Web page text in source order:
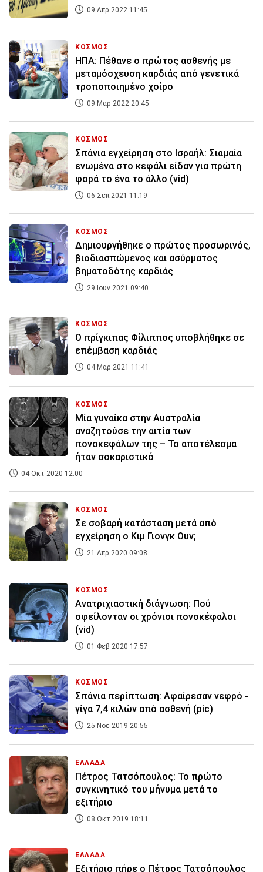
09 Απρ 2022 11:45
ΚΟΣΜΟΣ
ΗΠΑ: Πέθανε ο πρώτος ασθενής με
μεταμόσχευση καρδιάς από γενετικά
τροποποιημένο χοίρο
09 Μαρ 2022 20:45
ΚΟΣΜΟΣ
Σπάνια εγχείρηση στο Ισραήλ: Σιαμαία
ενωμένα στο κεφάλι είδαν για πρώτη
φορά το ένα το άλλο (vid)
06 Σεπ 2021 11:19
ΚΟΣΜΟΣ
Δημιουργήθηκε ο πρώτος προσωρινός,
βιοδιασπώμενος και ασύρματος
βηματοδότης καρδιάς
29 Ιουν 2021 09:40
ΚΟΣΜΟΣ
O πρίγκιπας Φίλιππος υποβλήθηκε σε
επέμβαση καρδιάς
04 Μαρ 2021 11:41
ΚΟΣΜΟΣ
Μία γυναίκα στην Αυστραλία
αναζητούσε την αιτία των
πονοκεφάλων της – Το αποτέλεσμα
ήταν σοκαριστικό
04 Οκτ 2020 12:00
ΚΟΣΜΟΣ
Σε σοβαρή κατάσταση μετά από
εγχείρηση ο Κιμ Γιονγκ Ουν;
21 Απρ 2020 09:08
ΚΟΣΜΟΣ
Ανατριχιαστική διάγνωση: Πού
οφείλονταν οι χρόνιοι πονοκέφαλοι
(vid)
01 Φεβ 2020 17:57
ΚΟΣΜΟΣ
Σπάνια περίπτωση: Αφαίρεσαν νεφρό -
γίγα 7,4 κιλών από ασθενή (pic)
25 Νοε 2019 20:55
ΕΛΛΑΔΑ
Πέτρος Τατσόπουλος: Το πρώτο
συγκινητικό του μήνυμα μετά το
εξιτήριο
08 Οκτ 2019 18:11
ΕΛΛΑΔΑ
Εξιτήριο πήρε ο Πέτρος Τατσόπουλος